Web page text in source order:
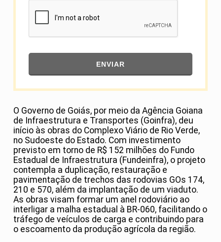
ENVIAR
O Governo de Goiás, por meio da Agência Goiana
de Infraestrutura e Transportes (Goinfra), deu
início às obras do Complexo Viário de Rio Verde,
no Sudoeste do Estado. Com investimento
previsto em torno de R$ 152 milhões do Fundo
Estadual de Infraestrutura (Fundeinfra), o projeto
contempla a duplicação, restauração e
pavimentação de trechos das rodovias GOs 174,
210 e 570, além da implantação de um viaduto.
As obras visam formar um anel rodoviário ao
interligar a malha estadual à BR-060, facilitando o
tráfego de veículos de carga e contribuindo para
o escoamento da produção agrícola da região.